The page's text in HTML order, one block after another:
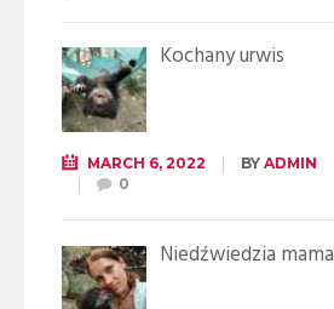
Kochany urwis
MARCH 6, 2022 BY ADMIN
0
Niedźwiedzia mama